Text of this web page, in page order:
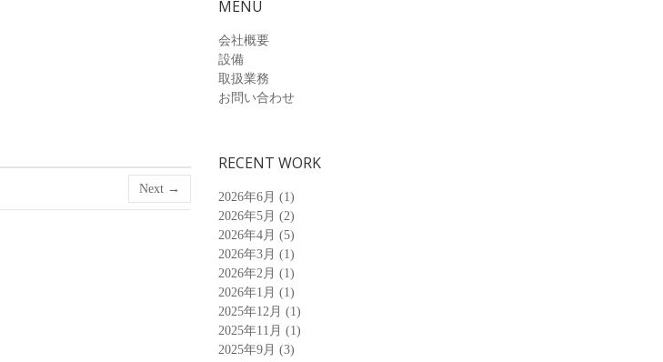
Next →
MENU
会社概要
設備
取扱業務
お問い合わせ
RECENT WORK
2026年6月 (1)
2026年5月 (2)
2026年4月 (5)
2026年3月 (1)
2026年2月 (1)
2026年1月 (1)
2025年12月 (1)
2025年11月 (1)
2025年9月 (3)